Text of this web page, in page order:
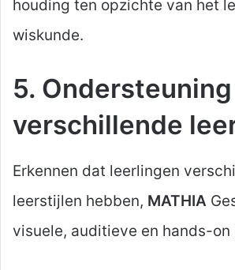
houding ten opzichte van het
wiskunde.
5.
verschillende
Erkennen dat leerlingen
leerstijlen hebben, MATHIA
visuele, auditieve en hands-on